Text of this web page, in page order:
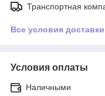
Транспортная
Все условия доставки
Условия оплаты
Наличными